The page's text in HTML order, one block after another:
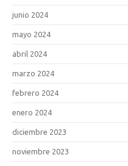
junio 2024
mayo 2024
abril 2024
marzo 2024
febrero 2024
enero 2024
diciembre 2023
noviembre 2023